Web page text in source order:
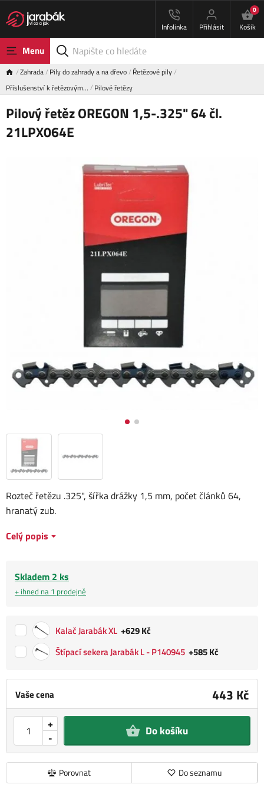
Infolinka Přihlásit
0
Košík
Menu
Zahrada Pily do zahrady a na dřevo Řetězové pily
Příslušenství k řetězovým…
Pilové řetězy
Pilový řetěz OREGON 1,5-.325" 64 čl.
21LPX064E
Vaše cena 443 Kč
-
+ Do košíku
Porovnat Do seznamu
Rozteč řetězu .325", šířka drážky 1,5 mm, počet článků 64,
hranatý zub.
Celý popis
Skladem 2 ks
+ ihned na 1 prodejně
Kalač Jarabák XL +629 Kč
Štípací sekera Jarabák L - P140945 +585 Kč